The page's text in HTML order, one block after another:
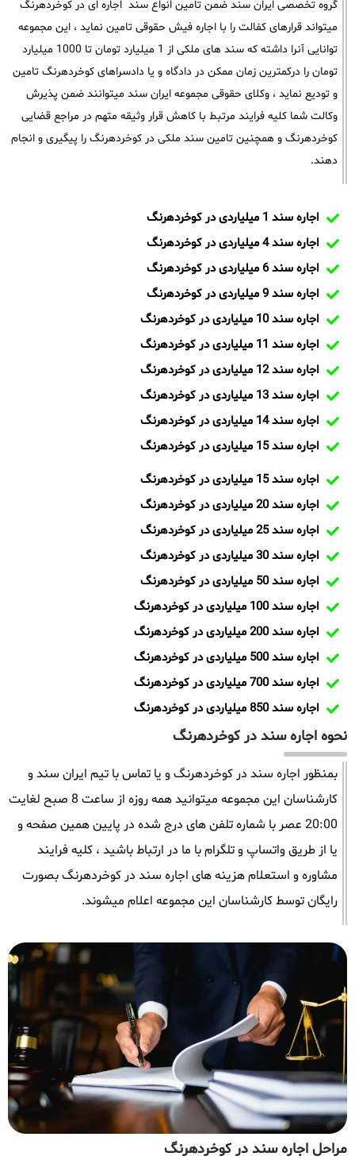
گروه تخصصی ایران سند ضمن تامین انواع سند اجاره ای در کوخردهرنگ
میتواند قرارهای کفالت را با اجاره فیش حقوقی تامین نماید ، این مجموعه
توانایی آنرا داشته که سند های ملکی از 1 میلیارد تومان تا 1000 میلیارد
تومان را درکمترین زمان ممکن در دادگاه و یا دادسراهای کوخردهرنگ تامین
و تودیع نماید ، وکلای حقوقی مجموعه ایران سند میتوانند ضمن پذیرش
وکالت شما کلیه فرایند مرتبط با کاهش قرار وثیقه متهم در مراجع قضایی
کوخردهرنگ و همچنین تامین سند ملکی در کوخردهرنگ را پیگیری و انجام
دهند.
اجاره سند 1 میلیاردی در کوخردهرنگ
اجاره سند 4 میلیاردی در کوخردهرنگ
اجاره سند 6 میلیاردی در کوخردهرنگ
اجاره سند 9 میلیاردی در کوخردهرنگ
اجاره سند 10 میلیاردی در کوخردهرنگ
اجاره سند 11 میلیاردی در کوخردهرنگ
اجاره سند 12 میلیاردی در کوخردهرنگ
اجاره سند 13 میلیاردی در کوخردهرنگ
اجاره سند 14 میلیاردی در کوخردهرنگ
اجاره سند 15 میلیاردی در کوخردهرنگ
اجاره سند 15 میلیاردی در کوخردهرنگ
اجاره سند 20 میلیاردی در کوخردهرنگ
اجاره سند 25 میلیاردی در کوخردهرنگ
اجاره سند 30 میلیاردی در کوخردهرنگ
اجاره سند 50 میلیاردی در کوخردهرنگ
اجاره سند 100 میلیاردی در کوخردهرنگ
اجاره سند 200 میلیاردی در کوخردهرنگ
اجاره سند 500 میلیاردی در کوخردهرنگ
اجاره سند 700 میلیاردی در کوخردهرنگ
اجاره سند 850 میلیاردی در کوخردهرنگ
نحوه اجاره سند در کوخردهرنگ
بمنظور اجاره سند در کوخردهرنگ و یا تماس با تیم ایران سند و
کارشناسان این مجموعه میتوانید همه روزه از ساعت 8 صبح لغایت
20:00 عصر با شماره تلفن های درج شده در پایین همین صفحه و
یا از طریق واتساپ و تلگرام با ما در ارتباط باشید ، کلیه فرایند
مشاوره و استعلام هزینه های اجاره سند در کوخردهرنگ بصورت
رایگان توسط کارشناسان این مجموعه اعلام میشوند.
مراحل اجاره سند در کوخردهرنگ